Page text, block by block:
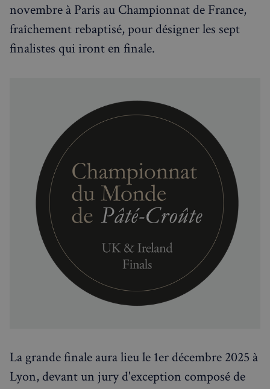
novembre à Paris au Championnat de France,
fraîchement rebaptisé, pour désigner les sept
finalistes qui iront en finale.
La grande finale aura lieu le 1er décembre 2025 à
Lyon, devant un jury d'exception composé de